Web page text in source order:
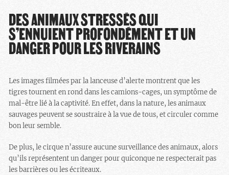
DES ANIMAUX STRESSÉS QUI
S’ENNUIENT PROFONDÉMENT ET UN
DANGER POUR LES RIVERAINS
Les images filmées par la lanceuse d’alerte montrent que les
tigres tournent en rond dans les camions-cages, un symptôme de
mal-être lié à la captivité. En effet, dans la nature, les animaux
sauvages peuvent se soustraire à la vue de tous, et circuler comme
bon leur semble.
De plus, le cirque n’assure aucune surveillance des animaux, alors
qu’ils représentent un danger pour quiconque ne respecterait pas
les barrières ou les écriteaux.